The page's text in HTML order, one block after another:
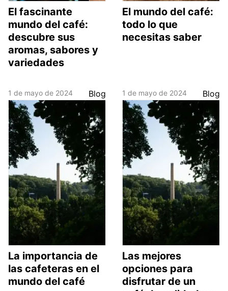
El fascinante
mundo del café:
descubre sus
aromas, sabores y
variedades
El mundo del café:
todo lo que
necesitas saber
1 de mayo de 2024 Blog
La importancia de
las cafeteras en el
mundo del café
1 de mayo de 2024 Blog
Las mejores
opciones para
disfrutar de un